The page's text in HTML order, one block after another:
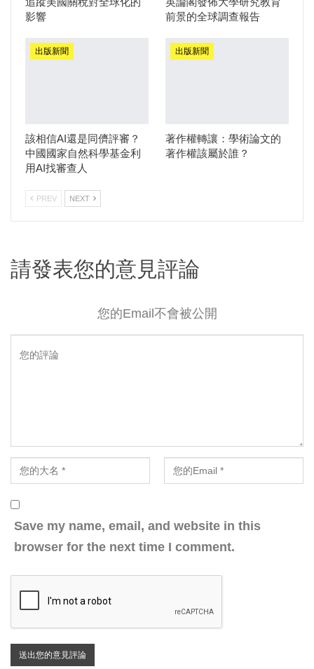
影響
前景的全球調查報告
出版新聞
該相信AI還是同儕評審？
中國國家自然科學基金利
用AI找審查人
出版新聞
著作權轉讓：學術論文的
著作權該屬於誰？
PREV NEXT
請發表您的意見評論
您的Email不會被公開
Save my name, email, and website in this
browser for the next time I comment.